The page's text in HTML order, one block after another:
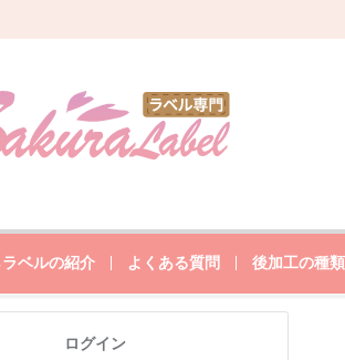
ラベルの紹介 よくある質問 後加工の種類
ログイン